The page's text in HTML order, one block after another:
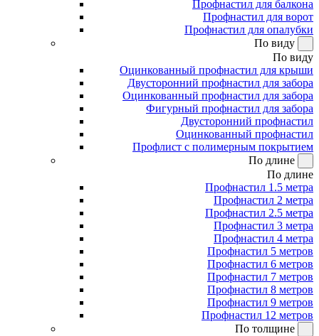
Профнастил для балкона
Профнастил для ворот
Профнастил для опалубки
По виду
По виду
Оцинкованный профнастил для крыши
Двусторонний профнастил для забора
Оцинкованный профнастил для забора
Фигурный профнастил для забора
Двусторонний профнастил
Оцинкованный профнастил
Профлист с полимерным покрытием
По длине
По длине
Профнастил 1.5 метра
Профнастил 2 метра
Профнастил 2.5 метра
Профнастил 3 метра
Профнастил 4 метра
Профнастил 5 метров
Профнастил 6 метров
Профнастил 7 метров
Профнастил 8 метров
Профнастил 9 метров
Профнастил 12 метров
По толщине